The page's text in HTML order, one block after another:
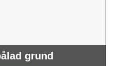
grund